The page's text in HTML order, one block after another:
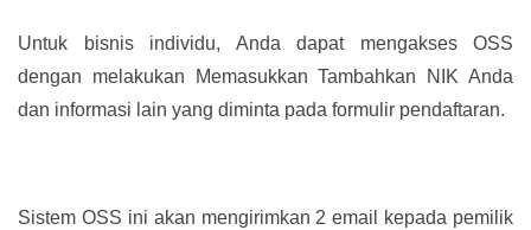
Untuk bisnis individu, Anda dapat mengakses OSS
dengan melakukan Memasukkan Tambahkan NIK Anda
dan informasi lain yang diminta pada formulir pendaftaran.
Sistem OSS ini akan mengirimkan 2 email kepada pemilik